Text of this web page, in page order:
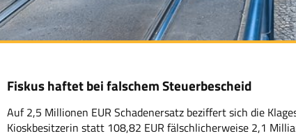
Fiskus haftet bei falschem Steuerbescheid
Auf 2,5 Millionen EUR Schadenersatz beziffert sich die
Kioskbesitzerin statt 108,82 EUR fälschlicherweise 2,1